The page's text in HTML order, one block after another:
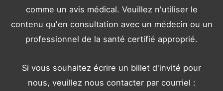
comme un avis médical. Veuillez n'utiliser le
contenu qu'en consultation avec un médecin ou un
professionnel de la santé certifié approprié.
Si vous souhaitez écrire un billet d'invité pour
nous, veuillez nous contacter par courriel :